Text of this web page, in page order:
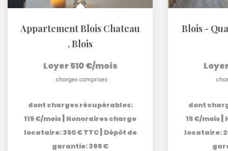
Appartement Blois Chateau
,Blois
Loyer 510 €/mois
charges comprises
dont charges récupérables:
115 €/mois| Honoraires charge
locataire: 350 € TTC| Dépôt de
garantie: 395 €
Blois -
dont
15 €/mois|
locataire: